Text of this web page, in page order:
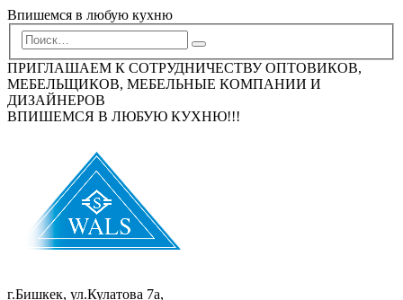
Впишемся в любую кухню
ПРИГЛАШАЕМ К СОТРУДНИЧЕСТВУ ОПТОВИКОВ,
МЕБЕЛЬЩИКОВ, МЕБЕЛЬНЫЕ КОМПАНИИ И
ДИЗАЙНЕРОВ
ВПИШЕМСЯ В ЛЮБУЮ КУХНЮ!!!
г.Бишкек, ул.Кулатова 7а,